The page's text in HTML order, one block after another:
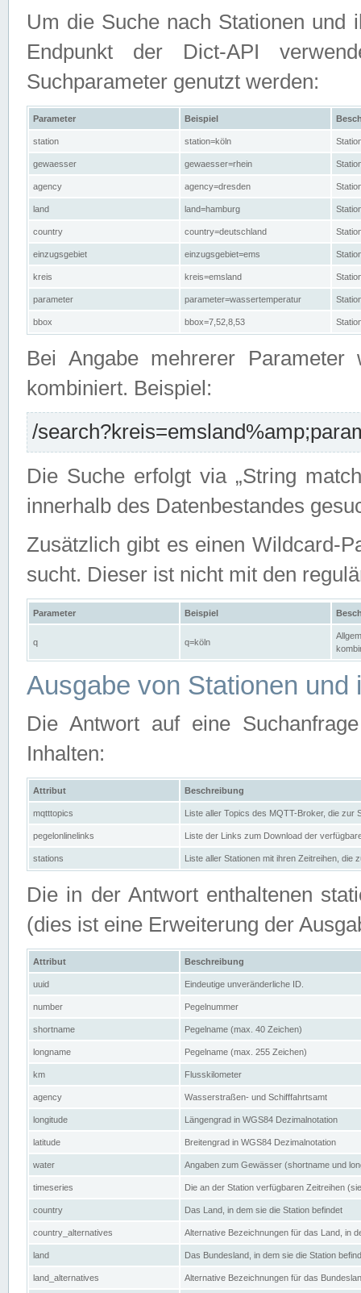
Um die Suche nach Stationen und
Endpunkt der Dict-API
Suchparameter genutzt werden:
Parameter Beispiel
station station=köln
gewaesser gewaesser=rhein
agency agency=dresden
land land=hamburg
country country=deutschland
einzugsgebiet einzugsgebiet=ems
kreis kreis=emsland
parameter parameter=wassertemperatur
bbox bbox=7,52,8,53
Bei Angabe mehrerer Parameter
kombiniert. Beispiel:
/
Die Suche erfolgt via „String
innerhalb des Datenbestandes
Zusätzlich gibt es einen Wildcard-
sucht. Dieser ist nicht mit den
Parameter Beispiel
q q=köln
Ausgabe von Stationen und
Die Antwort auf eine
Inhalten:
Attribut Beschreibung
mqtttopics Liste aller Topics des MQTT-Broker, die zur
pegelonlinelinks Liste der Links zum Download der
stations Liste aller Stationen mit ihren Zeitreihen, die
Die in der Antwort enthaltenen
(dies ist eine Erweiterung der
Attribut Beschreibung
uuid Eindeutige unveränderliche ID.
number Pegelnummer
shortname Pegelname (max. 40 Zeichen)
longname Pegelname (max. 255 Zeichen)
km Flusskilometer
agency Wasserstraßen- und Schifffahrtsamt
longitude Längengrad in WGS84 Dezimalnotation
latitude Breitengrad in WGS84 Dezimalnotation
water Angaben zum Gewässer (shortname und
timeseries Die an der Station verfügbaren Zeitreihen
country Das Land, in dem sie die Station befindet
country_alternatives Alternative Bezeichnungen für das Land, in
land Das Bundesland, in dem sie die Station
land_alternatives Alternative Bezeichnungen für das